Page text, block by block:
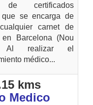
de certificados
que se encarga de
carnet de
en Barcelona (Nou
Al realizar el
médico...
kms
Medico